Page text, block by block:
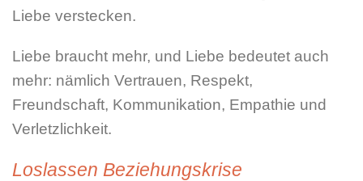
Liebe verstecken.
Liebe braucht mehr, und Liebe bedeutet auch
mehr: nämlich Vertrauen, Respekt,
Freundschaft, Kommunikation, Empathie und
Verletzlichkeit.
Loslassen Beziehungskrise